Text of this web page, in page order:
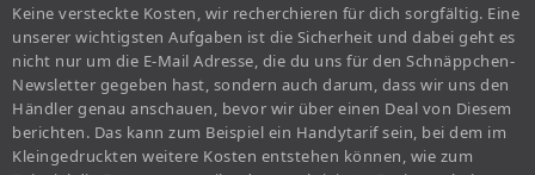
Keine versteckte Kosten, wir recherchieren für dich sorgfältig. Eine
unserer wichtigsten Aufgaben ist die Sicherheit und dabei geht es
nicht nur um die E-Mail Adresse, die du uns für den Schnäppchen-
Newsletter gegeben hast, sondern auch darum, dass wir uns den
Händler genau anschauen, bevor wir über einen Deal von Diesem
berichten. Das kann zum Beispiel ein Handytarif sein, bei dem im
Kleingedruckten weitere Kosten entstehen können, wie zum